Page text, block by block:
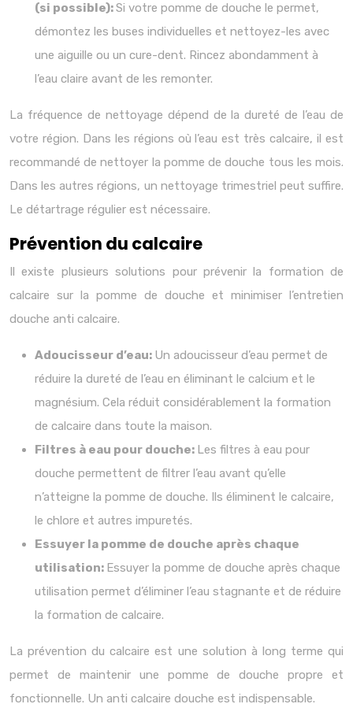
(si possible):Si votre pomme de douche le permet,
démontez les buses individuelles et nettoyez-les avec
une aiguille ou un cure-dent. Rincez abondamment à
l’eau claire avant de les remonter.
La fréquence de nettoyage dépend de la dureté de l’eau de
votre région. Dans les régions où l’eau est très calcaire, il est
recommandé de nettoyer la pomme de douche tous les mois.
Dans les autres régions, un nettoyage trimestriel peut suffire.
Le détartrage régulier est nécessaire.
Prévention du calcaire
Il existe plusieurs solutions pour prévenir la formation de
calcaire sur la pomme de douche et minimiser l’entretien
douche anti calcaire.
Adoucisseur d’eau: Un adoucisseur d’eau permet de
réduire la dureté de l’eau en éliminant le calcium et le
magnésium. Cela réduit considérablement la formation
de calcaire dans toute la maison.
Filtres à eau pour douche: Les filtres à eau pour
douche permettent de filtrer l’eau avant qu’elle
n’atteigne la pomme de douche. Ils éliminent le calcaire,
le chlore et autres impuretés.
Essuyer la pomme de douche après chaque
utilisation: Essuyer la pomme de douche après chaque
utilisation permet d’éliminer l’eau stagnante et de réduire
la formation de calcaire.
La prévention du calcaire est une solution à long terme qui
permet de maintenir une pomme de douche propre et
fonctionnelle. Un anti calcaire douche est indispensable.